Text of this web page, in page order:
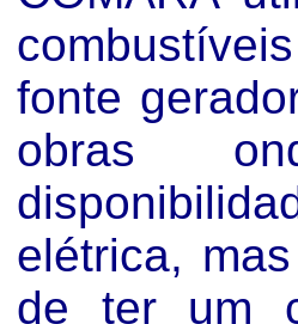
fonte
obras
elétrica,
de ter um